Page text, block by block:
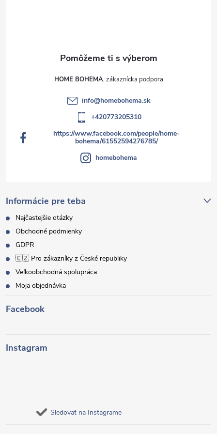
Informácie pre teba
Najčastejšie otázky
Obchodné podmienky
GDPR
🇨🇿 Pro zákazníky z České republiky
Veľkoobchodná spolupráca
Moja objednávka
HOME BOHEMA
info@homebohema.sk
+420773205310
https://www.facebook.com/people/home-
bohema/61552594276785/
homebohema
Facebook
Instagram
Sledovať na Instagrame